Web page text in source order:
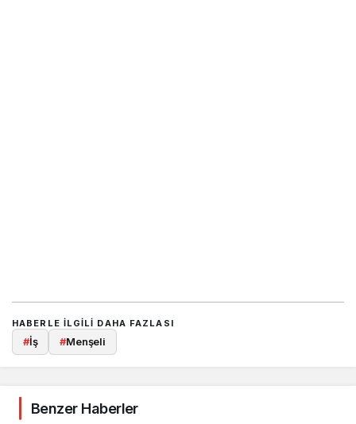
HABERLE ILGILI DAHA FAZLASI
#İş #Menşeli
Benzer Haberler